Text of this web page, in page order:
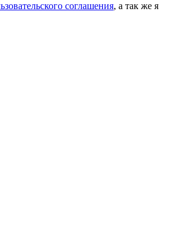
соглашения, а так же я